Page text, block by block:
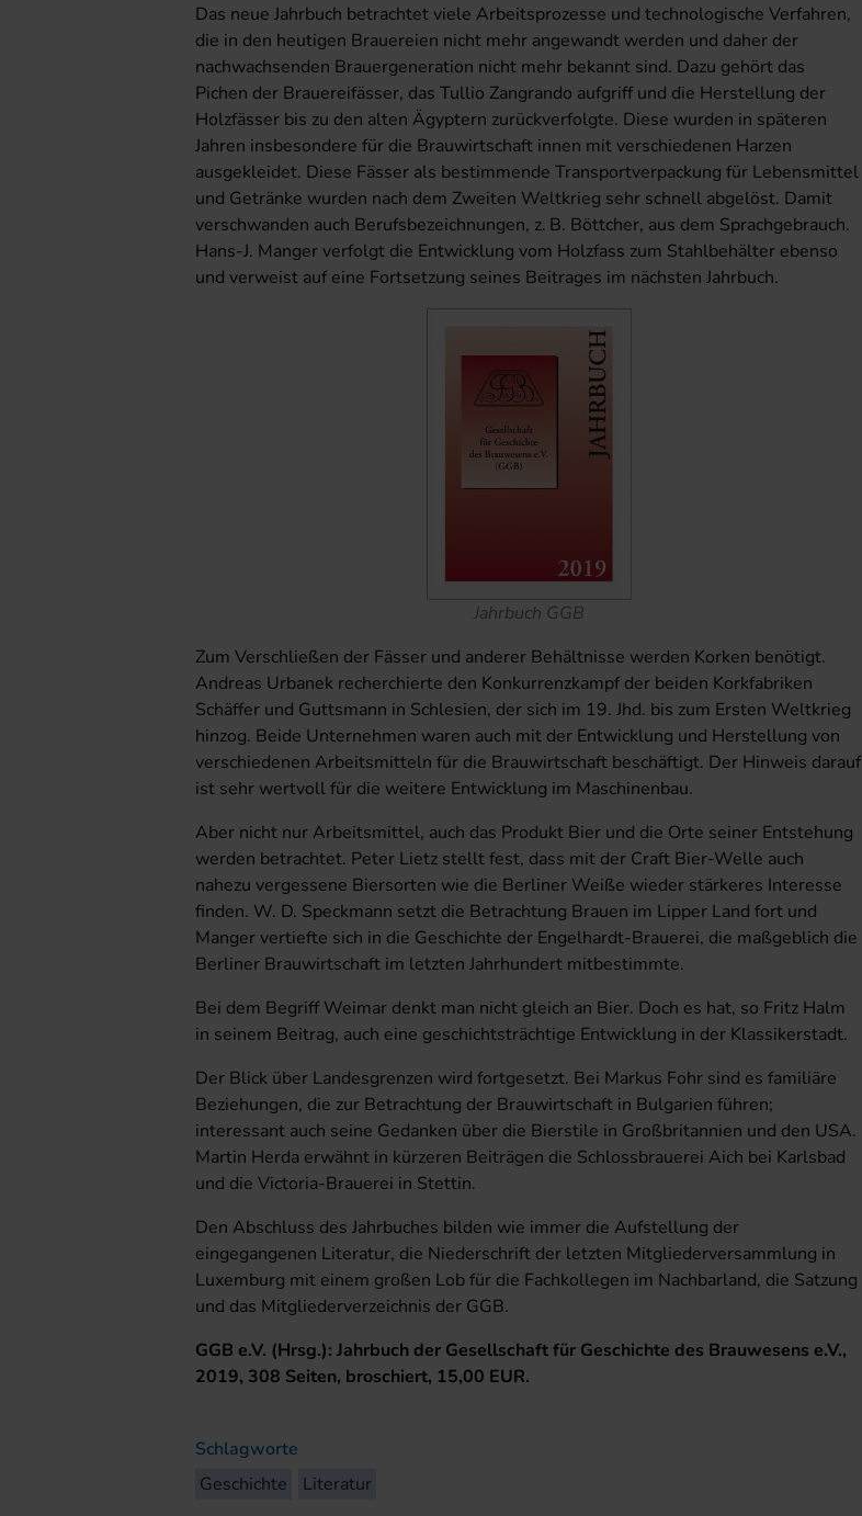
Das neue Jahrbuch betrachtet viele Arbeitsprozesse und technologische Verfahren,
die in den heutigen Brauereien nicht mehr angewandt werden und daher der
nachwachsenden Brauergeneration nicht mehr bekannt sind. Dazu gehört das
Pichen der Brauereifässer, das Tullio Zangrando aufgriff und die Herstellung der
Holzfässer bis zu den alten Ägyptern zurückverfolgte. Diese wurden in späteren
Jahren insbesondere für die Brauwirtschaft innen mit verschiedenen Harzen
ausgekleidet. Diese Fässer als bestimmende Transportverpackung für Lebensmittel
und Getränke wurden nach dem Zweiten Weltkrieg sehr schnell abgelöst. Damit
verschwanden auch Berufsbezeichnungen, z. B. Böttcher, aus dem Sprachgebrauch.
Hans-J. Manger verfolgt die Entwicklung vom Holzfass zum Stahlbehälter ebenso
und verweist auf eine Fortsetzung seines Beitrages im nächsten Jahrbuch.
Jahrbuch GGB
Zum Verschließen der Fässer und anderer Behältnisse werden Korken benötigt.
Andreas Urbanek recherchierte den Konkurrenzkampf der beiden Korkfabriken
Schäffer und Guttsmann in Schlesien, der sich im 19. Jhd. bis zum Ersten Weltkrieg
hinzog. Beide Unternehmen waren auch mit der Entwicklung und Herstellung von
verschiedenen Arbeitsmitteln für die Brauwirtschaft beschäftigt. Der Hinweis darauf
ist sehr wertvoll für die weitere Entwicklung im Maschinenbau.
Aber nicht nur Arbeitsmittel, auch das Produkt Bier und die Orte seiner Entstehung
werden betrachtet. Peter Lietz stellt fest, dass mit der Craft Bier-Welle auch
nahezu vergessene Biersorten wie die Berliner Weiße wieder stärkeres Interesse
finden. W. D. Speckmann setzt die Betrachtung Brauen im Lipper Land fort und
Manger vertiefte sich in die Geschichte der Engelhardt-Brauerei, die maßgeblich die
Berliner Brauwirtschaft im letzten Jahrhundert mitbestimmte.
Bei dem Begriff Weimar denkt man nicht gleich an Bier. Doch es hat, so Fritz Halm
in seinem Beitrag, auch eine geschichtsträchtige Entwicklung in der Klassikerstadt.
Der Blick über Landesgrenzen wird fortgesetzt. Bei Markus Fohr sind es familiäre
Beziehungen, die zur Betrachtung der Brauwirtschaft in Bulgarien führen;
interessant auch seine Gedanken über die Bierstile in Großbritannien und den USA.
Martin Herda erwähnt in kürzeren Beiträgen die Schlossbrauerei Aich bei Karlsbad
und die Victoria-Brauerei in Stettin.
Den Abschluss des Jahrbuches bilden wie immer die Aufstellung der
eingegangenen Literatur, die Niederschrift der letzten Mitgliederversammlung in
Luxemburg mit einem großen Lob für die Fachkollegen im Nachbarland, die Satzung
und das Mitgliederverzeichnis der GGB.
GGB e.V. (Hrsg.): Jahrbuch der Gesellschaft für Geschichte des Brauwesens e.V.,
2019, 308 Seiten, broschiert, 15,00 EUR.
Schlagworte
Geschichte
Literatur